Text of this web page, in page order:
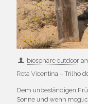
biosphäre outdoor
Rota Vicentina – Trilho
Dem unbeständigen
Sonne und wenn